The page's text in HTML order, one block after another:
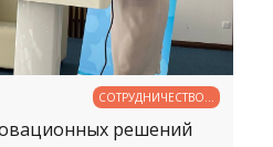
СОТРУДНИЧЕСТВО В
ОБРАЗОВАНИИ
решений